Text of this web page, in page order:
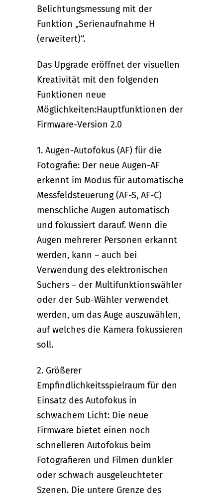
Belichtungsmessung mit der
Funktion „Serienaufnahme H
(erweitert)“.
Das Upgrade eröffnet der visuellen
Kreativität mit den folgenden
Funktionen neue
Möglichkeiten:Hauptfunktionen der
Firmware-Version 2.0
1. Augen-Autofokus (AF) für die
Fotografie: Der neue Augen-AF
erkennt im Modus für automatische
Messfeldsteuerung (AF-S, AF-C)
menschliche Augen automatisch
und fokussiert darauf. Wenn die
Augen mehrerer Personen erkannt
werden, kann – auch bei
Verwendung des elektronischen
Suchers – der Multifunktionswähler
oder der Sub-Wähler verwendet
werden, um das Auge auszuwählen,
auf welches die Kamera fokussieren
soll.
2. Größerer
Empfindlichkeitsspielraum für den
Einsatz des Autofokus in
schwachem Licht: Die neue
Firmware bietet einen noch
schnelleren Autofokus beim
Fotografieren und Filmen dunkler
oder schwach ausgeleuchteter
Szenen. Die untere Grenze des